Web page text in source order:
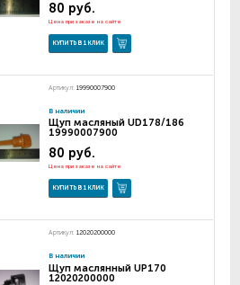
80 руб.
Цена при заказе на сайте
КУПИТЬ В 1 КЛИК
Артикул: 19990007900
В наличии
Щуп масляный UD178/186
19990007900
80 руб.
Цена при заказе на сайте
КУПИТЬ В 1 КЛИК
Артикул: 12020200000
В наличии
Щуп маслянный UP170
12020200000